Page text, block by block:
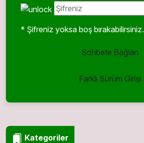
* Şifreniz yoksa boş bırakabilirsiniz.
Sohbete Bağlan
Farklı Sürüm Girişi
Kategoriler